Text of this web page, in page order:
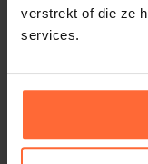
verstrekt of die ze
services.
Er zijn verschillende
eigen voordelen:
installeren,